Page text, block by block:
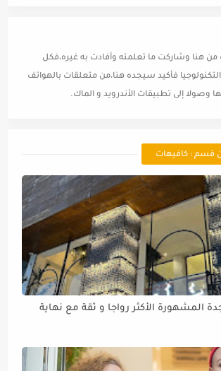
هنا وشاركت ما تعلمته وأفادت به غيره،فكل
فأكيد سيجده هنا،من متعلقات بالهواتف
وصولا إلى تطبيقات الأندرويد و الماك.
قسم : كافيهات
المشهورة الأكثر رواجا و ثقة مع نهاية